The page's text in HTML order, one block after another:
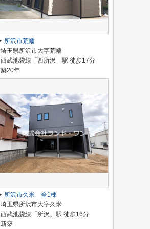
所沢市荒幡
埼玉県所沢市大字荒幡
西武池袋線「西所沢」駅 徒歩17分
築20年
所沢市久米 全1棟
埼玉県所沢市大字久米
西武池袋線「所沢」駅 徒歩16分
新築